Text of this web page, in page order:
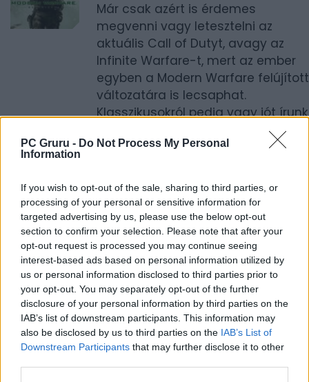
PC Gruru - Do Not Process My Personal
Information
If you wish to opt-out of the sale, sharing to third parties, or
processing of your personal or sensitive information for
targeted advertising by us, please use the below opt-out
section to confirm your selection. Please note that after your
opt-out request is processed you may continue seeing
interest-based ads based on personal information utilized by
us or personal information disclosed to third parties prior to
your opt-out. You may separately opt-out of the further
disclosure of your personal information by third parties on the
IAB’s list of downstream participants. This information may
also be disclosed by us to third parties on the IAB’s List of
Downstream Participants that may further disclose it to other
Már csak azért is érdemes
megvenni vagy letesztelni az
aktuális Call of Dutyt, avagy az
Infinite Warfare-t, mert az ember
egyben a Modern Warfare felújított
változatára is lecsaphat.
Klasszikusokról pedig vagy jót
gondolkodjak a cikk végéig.
Remastered teszt
Már csak azért is érdemes
megvenni vagy letesztelni az
aktuális Call of Dutyt, avagy az
Infinite Warfare-t, mert az ember
egyben a Modern Warfare felújított
változatára is lecsaphat.
Klasszikusokról pedig vagy jót
vagy… na, ezen most hadd
gondolkodjak a cikk végéig.